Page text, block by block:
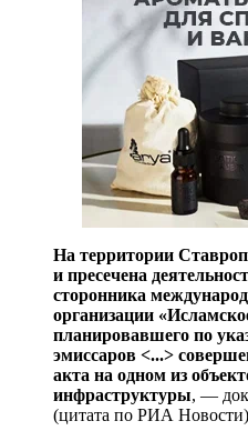
На территории
и пресечена
сторонника
организации
планировавшего по
эмиссаров <...>
акта на одном из
инфраструктуры, —
(цитата по РИА